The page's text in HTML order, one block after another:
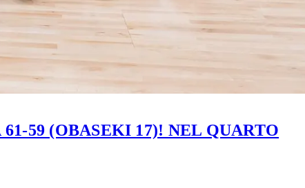
59 (OBASEKI 17)! NEL QUARTO